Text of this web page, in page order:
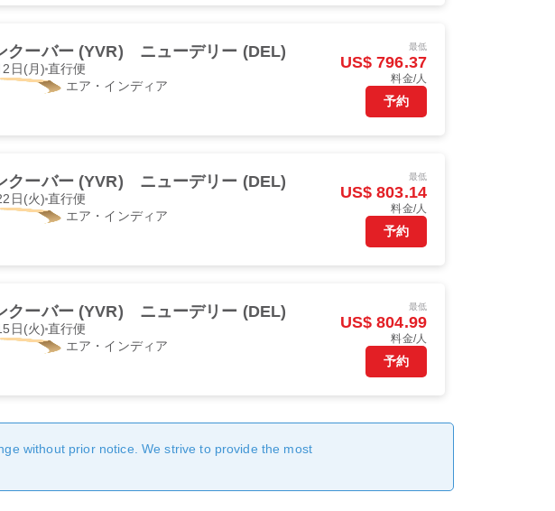
クーバー (YVR) ニューデリー (DEL)
2日(月)直行便
エア・インディア
最低
US$ 796.37
料金/人
予約
クーバー (YVR) ニューデリー (DEL)
日(火)直行便
エア・インディア
最低
US$ 803.14
料金/人
予約
クーバー (YVR) ニューデリー (DEL)
日(火)直行便
エア・インディア
最低
US$ 804.99
料金/人
予約
without prior notice. We strive to provide the most